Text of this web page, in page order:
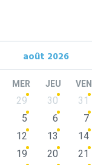
août 2026
MER JEU VEN
29 30 31
5 6 7
12 13 14
19 20 21